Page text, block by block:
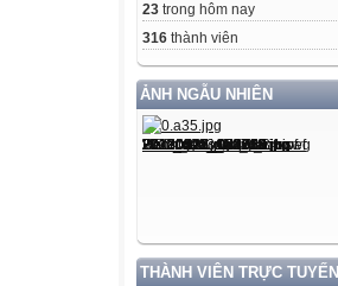
23 trong hôm nay
316 thành viên
ẢNH NGẪU NHIÊN
THÀNH VIÊN TRỰC TUYẾN